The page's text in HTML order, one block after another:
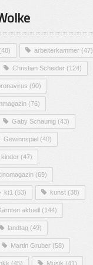
(48) arbeiterkammer (47)
Christian Scheider (124)
(90)
(76)
Gaby Schaunig (43)
Gewinnspiel (40)
kinder (47)
(69)
kt1 (53) kunst (38)
aktuell (144)
landtag (49)
Martin Gruber (58)
(45) Musik (41)